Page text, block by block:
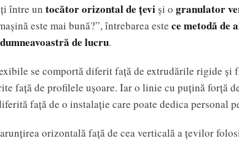
între un tocător orizontal de țeviși o granulator
este mai bună?”, întrebarea este ce metodă de
de lucru.
se comportă diferit față de extrudările rigide și
față de profilele ușoare. Iar o linie cu puțină forță
față de o instalație care poate dedica personal
orizontală față de cea verticală a țevilor